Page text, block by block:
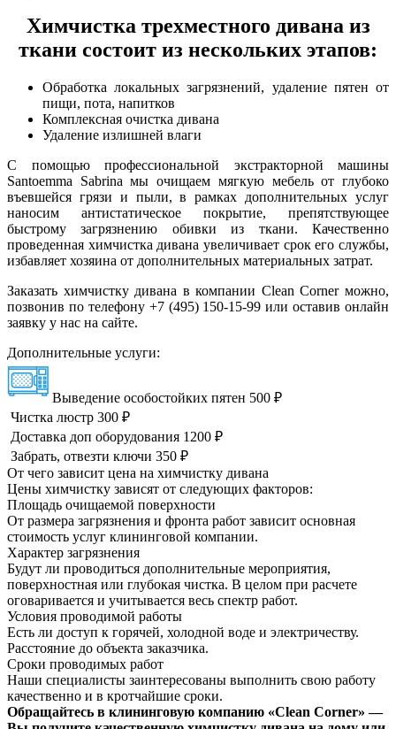
Химчистка трехместного дивана из
ткани состоит из нескольких этапов:
Обработка локальных загрязнений, удаление пятен от
пищи, пота, напитков
Комплексная очистка дивана
Удаление излишней влаги
С помощью профессиональной экстракторной машины
Santoemma Sabrina мы очищаем мягкую мебель от глубоко
въевшейся грязи и пыли, в рамках дополнительных услуг
наносим антистатическое покрытие, препятствующее
быстрому загрязнению обивки из ткани. Качественно
проведенная химчистка дивана увеличивает срок его службы,
избавляет хозяина от дополнительных материальных затрат.
Заказать химчистку дивана в компании Clean Corner можно,
позвонив по телефону +7 (495) 150-15-99 или оставив онлайн
заявку у нас на сайте.
Дополнительные услуги:
Выведение особостойких пятен 500 ₽
Чистка люстр 300 ₽
Доставка доп оборудования 1200 ₽
Забрать, отвезти ключи 350 ₽
От чего зависит цена на химчистку дивана
Цены химчистку зависят от следующих факторов:
Площадь очищаемой поверхности
От размера загрязнения и фронта работ зависит основная
стоимость услуг клининговой компании.
Характер загрязнения
Будут ли проводиться дополнительные мероприятия,
поверхностная или глубокая чистка. В целом при расчете
оговаривается и учитывается весь спектр работ.
Условия проводимой работы
Есть ли доступ к горячей, холодной воде и электричеству.
Расстояние до объекта заказчика.
Сроки проводимых работ
Наши специалисты заинтересованы выполнить свою работу
качественно и в кротчайшие сроки.
Обращайтесь в клининговую компанию «Clean Corner» —